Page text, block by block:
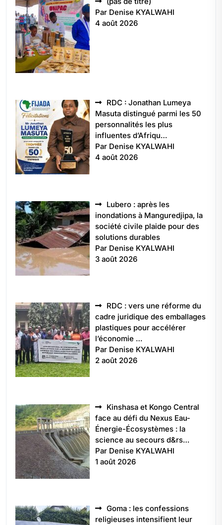
5496
Par Denise KYALWAHI
4 août 2026
RDC : Jonathan Lumeya
Masuta distingué parmi les 50
personnalités les plus
influentes d’Afriqu…
Par Denise KYALWAHI
4 août 2026
Lubero : après les
inondations à Manguredjipa, la
société civile plaide pour des
solutions durables
Par Denise KYALWAHI
3 août 2026
RDC : vers une réforme du
cadre juridique des emballages
plastiques pour accélérer
l’économie …
Par Denise KYALWAHI
2 août 2026
Kinshasa et Kongo Central
face au défi du Nexus Eau-
Énergie-Écosystèmes : la
science au secours d&rs…
Par Denise KYALWAHI
1 août 2026
Goma : les confessions
religieuses intensifient leur